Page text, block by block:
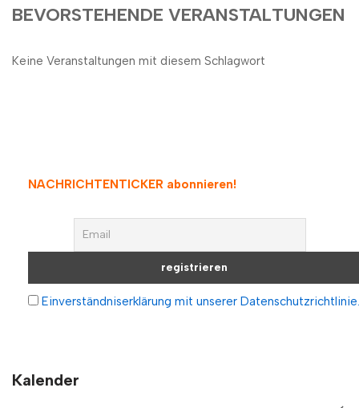
BEVORSTEHENDE VERANSTALTUNGEN
Keine Veranstaltungen mit diesem Schlagwort
NACHRICHTENTICKER abonnieren!
Einverständniserklärung mit unserer Datenschutzrichtlinie.
Kalender